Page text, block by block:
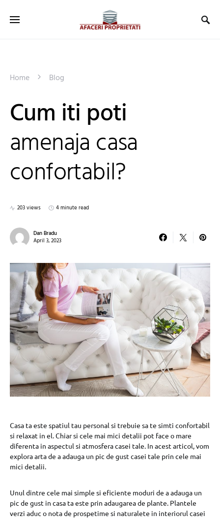
Home Blog
Cum iti poti
amenaja casa
confortabil?
203 views 4 minute read
Dan Bradu
April 3, 2023
Casa ta este spatiul tau personal si trebuie sa te simti confortabil
si relaxat in el. Chiar si cele mai mici detalii pot face o mare
diferenta in aspectul si atmosfera casei tale. In acest articol, vom
explora arta de a adauga un pic de gust casei tale prin cele mai
mici detalii.
Unul dintre cele mai simple si eficiente moduri de a adauga un
pic de gust in casa ta este prin adaugarea de plante. Plantele
verzi aduc o nota de prospetime si naturalete in interiorul casei